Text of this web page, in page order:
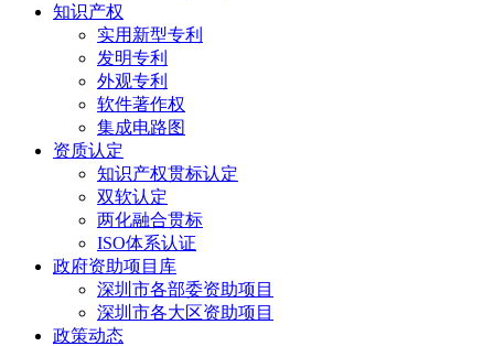
知识产权
实用新型专利
发明专利
外观专利
软件著作权
集成电路图
资质认定
知识产权贯标认定
双软认定
两化融合贯标
ISO体系认证
政府资助项目库
深圳市各部委资助项目
深圳市各大区资助项目
政策动态